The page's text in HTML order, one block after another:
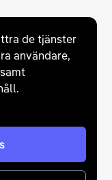
de tjänster
användare,
dig bästa
rad olika
trygg vid ditt köp
gällande